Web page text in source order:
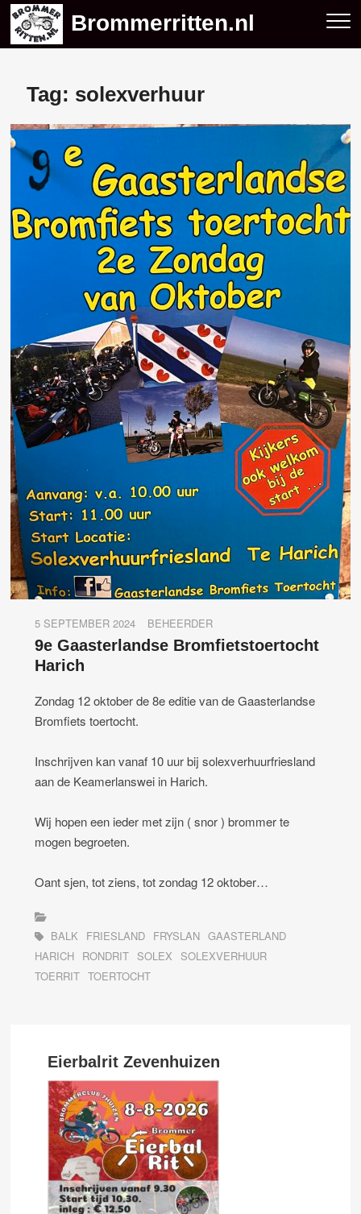
Skip
content
Brommerritten.nl
Tag: solexverhuur
5 SEPTEMBER 2024 BEHEERDER
9e Gaasterlandse Bromfietstoertocht
Harich
Zondag 12 oktober de 8e editie van de Gaasterlandse
Bromfiets toertocht.
Inschrijven kan vanaf 10 uur bij solexverhuurfriesland
aan de Keamerlanswei in Harich.
Wij hopen een ieder met zijn ( snor ) brommer te
mogen begroeten.
Oant sjen, tot ziens, tot zondag 12 oktober…
BALK FRIESLAND FRYSLAN GAASTERLAND
HARICH RONDRIT SOLEX
SOLEXVERHUUR
TOERRIT TOERTOCHT
Eierbalrit Zevenhuizen